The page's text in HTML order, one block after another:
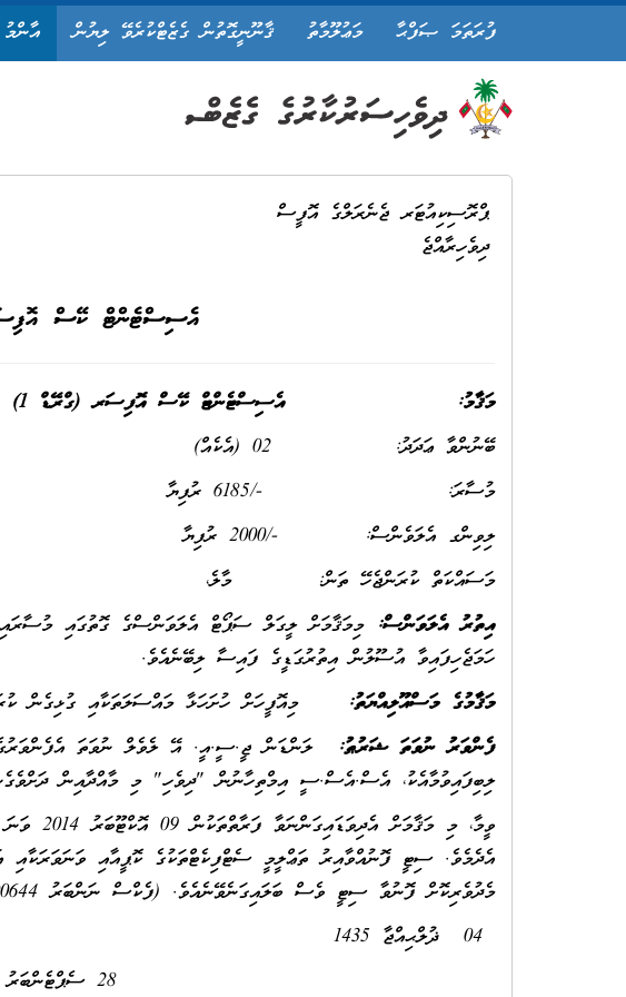
ފުރަތަމަ ޞަފްޙާ މަޢުލޫމާތު ޤާނޫނީގޮތުން ގެޒެޓްކުރެވޭ ލިޔުން
ޕްރޮސިކިއުޓަރ ޖެނެރަލްގެ އޮފީސް
ދިވެހިރާއްޖެ
އެސިސްޓެންޓް ކޭސް
މަޤާމު: އެސިސްޓެންޓް ކޭސް އޮފިސަރ (ގްރޭޑް 1 )
ބޭނުންވާ ޢަދަދު: 02 (އެކެއް)
މުސާރަ: -/6185 ރުފިޔާ
ލިވިންގ އެލަވެންސް: -/2000 ރުފިޔާ
މަސައްކަތް ކުރަންޖެހޭ ތަން: މާލެ،
އިތުރު އެލަވަންސް:
ހަމަޖެހިފައިވާ އުސޫލުން އިތުރުގަޑީގެ ފައިސާ ލިބޭނެއެވެ.
މަޤާމުގެ މަސްއޫލިއްޔަތު:
މިއޮފީހަށް ހުށަހަޅާ މައްސަލަތަކާއި ގުޅިގެން
ފެންވަރު ނުވަތަ ޝަރުޠު:
ލިބިފައިވުމާއެކު، އެސް.އެސް.ސީ އިމްތިހާނުން "ދިވެހި" މި މާއްދާއިން
އެދެމެވެ. ސިޓީ ފޮނުއްވާއިރު ތަޢްލީމީ ސެޓްފިކެޓްތަކުގެ ކޮޕީއާއި
މެދުވެރިކޮށް ފޮނުވާ ސިޓީ ވެސް ބަލައިގަނެވޭނެއެވެ. (ފެކްސް ނަންބަރު 3000644، އީމެއިލް
28 ސެޕްޓެންބަރު 2014